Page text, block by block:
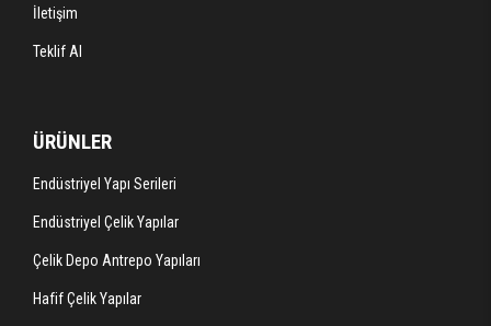
İletişim
Teklif Al
ÜRÜNLER
Endüstriyel Yapı Serileri
Endüstriyel Çelik Yapılar
Çelik Depo Antrepo Yapıları
Hafif Çelik Yapılar